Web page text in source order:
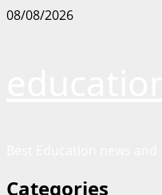
Skip
08/08/2026
Categories